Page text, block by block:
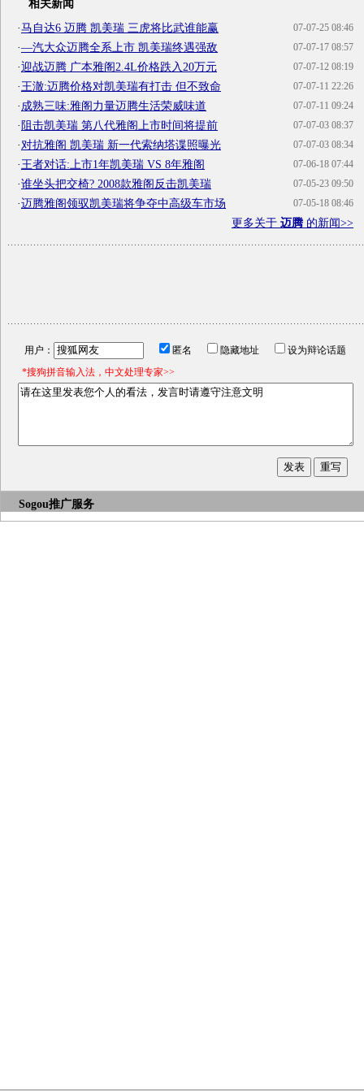
相关新闻
07-07-25 08:46
·马自达6 迈腾 凯美瑞 三虎将比武谁能赢
07-07-17 08:57
·—汽大众迈腾全系上市 凯美瑞终遇强敌
07-07-12 08:19
·迎战迈腾 广本雅阁2.4L价格跌入20万元
07-07-11 22:26
·王澈:迈腾价格对凯美瑞有打击 但不致命
07-07-11 09:24
·成熟三味:雅阁力量迈腾生活荣威味道
07-07-03 08:37
· 阻击凯美瑞 第八代雅阁上市时间将提前
07-07-03 08:34
·对抗雅阁 凯美瑞 新一代索纳塔谍照曝光
07-06-18 07:44
·王者对话:上市1年凯美瑞 VS 8年雅阁
07-05-23 09:50
·谁坐头把交椅? 2008款雅阁反击凯美瑞
07-05-18 08:46
·迈腾雅阁领驭凯美瑞将争夺中高级车市场
更多关于 迈腾 的新闻>>
用户： 匿名 隐藏地址
设为辩论话题
*搜狗拼音输入法，中文处理专家>>
Sogou推广服务